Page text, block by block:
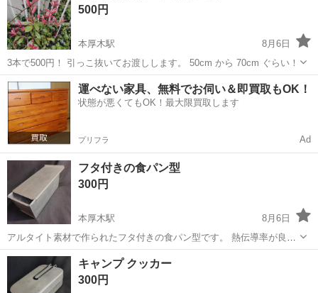
500円
本厚木駅
8月6日
3本で500円！ 引っこ抜いてお渡しします。 50cm から 70cm ぐらい！
神奈川 厚木市 本厚木駅 家庭用品 レッドロビン
運べない家具、無料でお伺い＆即買取もOK！
状態が悪くてもOK！最大限買取します
プリフラ Ad
フタ付きの食パン型
300円
本厚木駅
8月6日
アルタイト素材で作られたフタ付きの食パン型です。 熱伝導率が良
く、フタをして焼くことで、綺麗な四角い食パン（角食パン）を作る
ことができます。 中古です。
神奈川 厚木市 本厚木駅
キャンプ クッカー
300円